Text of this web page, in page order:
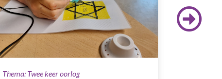
Thema: Twee keer oorlog